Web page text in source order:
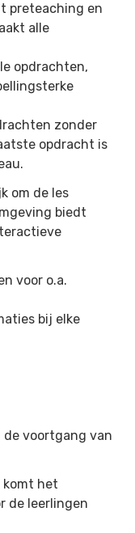
preteaching en
alle
opdrachten,
zonder
opdracht is
om de les
biedt
voor o.a.
bij elke
de voortgang van
komt het
de leerlingen